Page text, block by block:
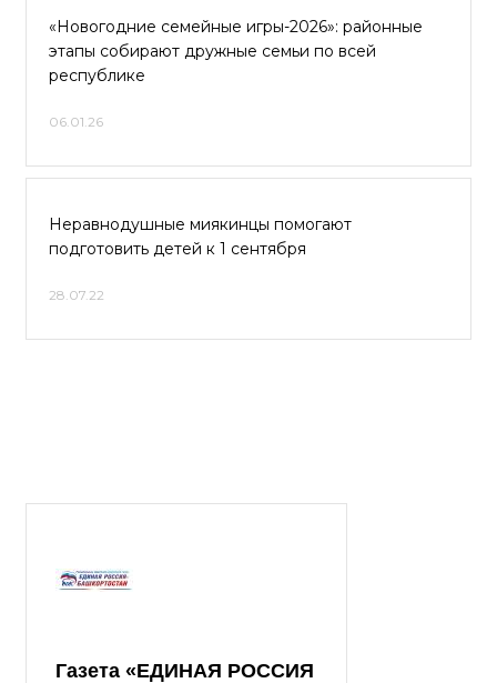
«Новогодние семейные игры-2026»: районные
этапы собирают дружные семьи по всей
республике
06.01.26
Неравнодушные миякинцы помогают
подготовить детей к 1 сентября
28.07.22
Газета «ЕДИНАЯ РОССИЯ